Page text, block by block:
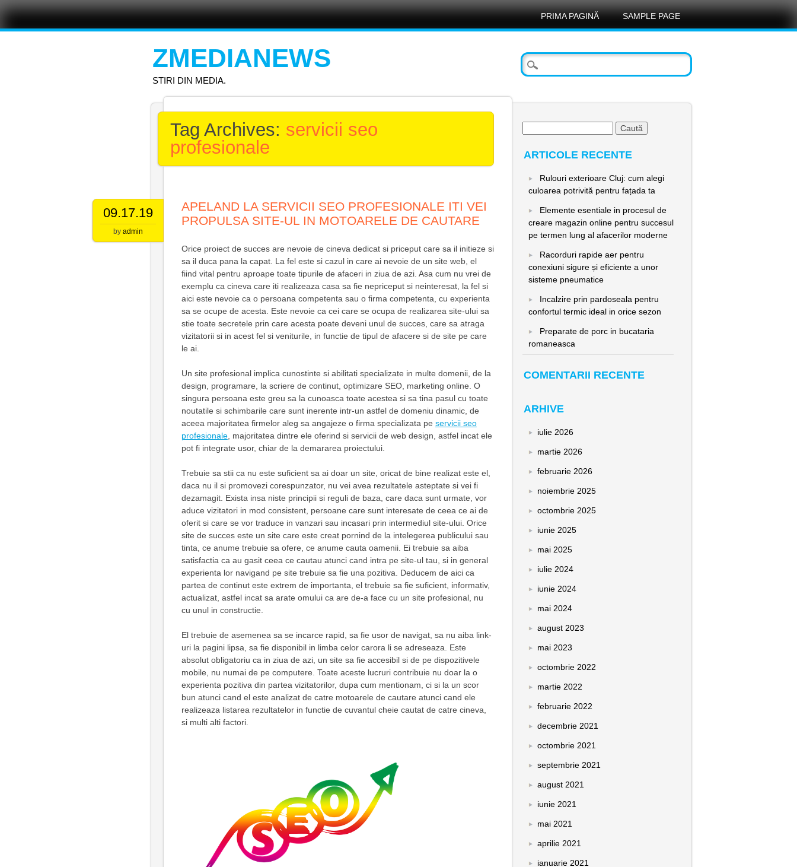
Main menu
Skip
content
PRIMA PAGINĂ SAMPLE PAGE
ZMEDIANEWS
STIRI DIN MEDIA.
Tag Archives: servicii seo
profesionale
09.17.19
by admin
APELAND LA SERVICII SEO PROFESIONALE ITI VEI
PROPULSA SITE-UL IN MOTOARELE DE CAUTARE
Orice proiect de succes are nevoie de cineva dedicat si priceput care sa il initieze si
sa il duca pana la capat. La fel este si cazul in care ai nevoie de un site web, el
fiind vital pentru aproape toate tipurile de afaceri in ziua de azi. Asa cum nu vrei de
exemplu ca cineva care iti realizeaza casa sa fie nepriceput si neinteresat, la fel si
aici este nevoie ca o persoana competenta sau o firma competenta, cu experienta
sa se ocupe de acesta. Este nevoie ca cei care se ocupa de realizarea site-ului sa
stie toate secretele prin care acesta poate deveni unul de succes, care sa atraga
vizitatorii si in acest fel si veniturile, in functie de tipul de afacere si de site pe care
le ai.
Un site profesional implica cunostinte si abilitati specializate in multe domenii, de la
design, programare, la scriere de continut, optimizare SEO, marketing online. O
singura persoana este greu sa la cunoasca toate acestea si sa tina pasul cu toate
noutatile si schimbarile care sunt inerente intr-un astfel de domeniu dinamic, de
aceea majoritatea firmelor aleg sa angajeze o firma specializata pe servicii seo
profesionale, majoritatea dintre ele oferind si servicii de web design, astfel incat ele
pot fi integrate usor, chiar de la demararea proiectului.
Trebuie sa stii ca nu este suficient sa ai doar un site, oricat de bine realizat este el,
daca nu il si promovezi corespunzator, nu vei avea rezultatele asteptate si vei fi
dezamagit. Exista insa niste principii si reguli de baza, care daca sunt urmate, vor
aduce vizitatori in mod consistent, persoane care sunt interesate de ceea ce ai de
oferit si care se vor traduce in vanzari sau incasari prin intermediul site-ului. Orice
site de succes este un site care este creat pornind de la intelegerea publicului sau
tinta, ce anume trebuie sa ofere, ce anume cauta oamenii. Ei trebuie sa aiba
satisfactia ca au gasit ceea ce cautau atunci cand intra pe site-ul tau, si in general
experienta lor navigand pe site trebuie sa fie una pozitiva. Deducem de aici ca
partea de continut este extrem de importanta, el trebuie sa fie suficient, informativ,
actualizat, astfel incat sa arate omului ca are de-a face cu un site profesional, nu
cu unul in constructie.
El trebuie de asemenea sa se incarce rapid, sa fie usor de navigat, sa nu aiba link-
uri la pagini lipsa, sa fie disponibil in limba celor carora li se adreseaza. Este
absolut obligatoriu ca in ziua de azi, un site sa fie accesibil si de pe dispozitivele
mobile, nu numai de pe computere. Toate aceste lucruri contribuie nu doar la o
experienta pozitiva din partea vizitatorilor, dupa cum mentionam, ci si la un scor
bun atunci cand el este analizat de catre motoarele de cautare atunci cand ele
realizeaza listarea rezultatelor in functie de cuvantul cheie cautat de catre cineva,
si multi alti factori.
ARTICOLE RECENTE
Rulouri exterioare Cluj: cum alegi
culoarea potrivită pentru fațada ta
Elemente esentiale in procesul de
creare magazin online pentru succesul
pe termen lung al afacerilor moderne
Racorduri rapide aer pentru
conexiuni sigure și eficiente a unor
sisteme pneumatice
Incalzire prin pardoseala pentru
confortul termic ideal in orice sezon
Preparate de porc in bucataria
romaneasca
COMENTARII RECENTE
ARHIVE
iulie 2026
martie 2026
februarie 2026
noiembrie 2025
octombrie 2025
iunie 2025
mai 2025
iulie 2024
iunie 2024
mai 2024
august 2023
mai 2023
octombrie 2022
martie 2022
februarie 2022
decembrie 2021
octombrie 2021
septembrie 2021
august 2021
iunie 2021
mai 2021
aprilie 2021
ianuarie 2021